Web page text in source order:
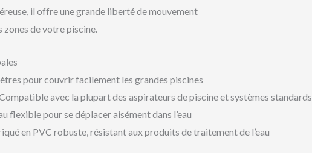
il offre une grande liberté de mouvement
de votre piscine.
pour couvrir facilement les grandes piscines
avec la plupart des aspirateurs de piscine et systèmes standards
flexible pour se déplacer aisément dans l’eau
en PVC robuste, résistant aux produits de traitement de l’eau